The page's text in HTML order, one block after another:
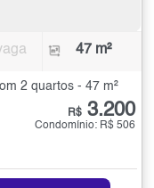
47 m²
2 quartos - 47 m²
R$ 3.200
Condomínio: R$ 506